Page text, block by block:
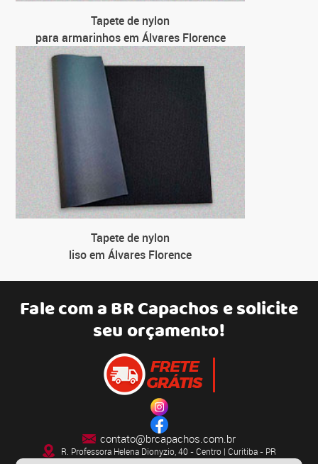
Tapete de nylon
para armarinhos em Álvares Florence
Tapete de nylon
liso em Álvares Florence
Fale com aBR Capachose solicite
seu orçamento!
contato@brcapachos.com.br
R. Professora Helena Dionyzio, 40 - Centro | Curitiba - PR